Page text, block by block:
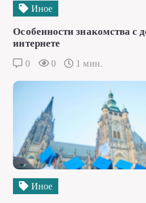
Иное
Особенности знакомства с
интернете
0 0 1 мин.
Иное